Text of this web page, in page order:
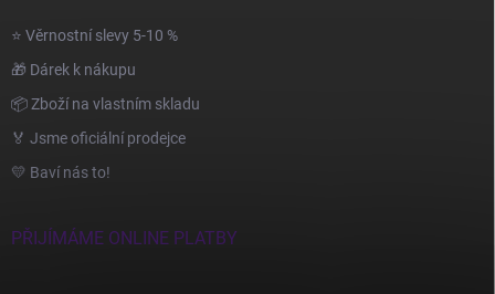
⭐ Věrnostní slevy 5-10 %
🎁 Dárek k nákupu
📦 Zboží na vlastním skladu
🏅 Jsme oficiální prodejce
💛 Baví nás to!
PŘIJÍMÁME ONLINE PLATBY